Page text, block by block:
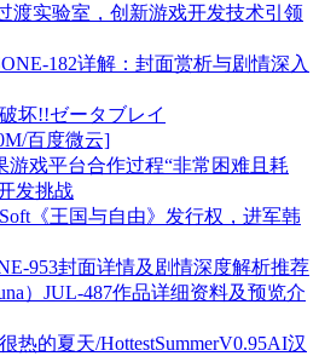
渡实验室，创新游戏开发技术引领
182详解：封面赏析与剧情深入
坏!!ゼータブレイ
百度微云]
游戏平台合作过程“非常困难且耗
发挑战
《王国与自由》发行权，进军韩
953封面详情及剧情深度解析推荐
）JUL-487作品详细资料及预览介
热的夏天/HottestSummerV0.95AI汉